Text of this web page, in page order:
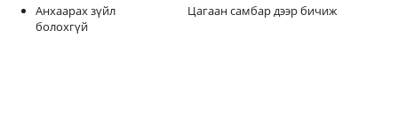
Анхаарах зүйл Цагаан самбар дээр бичиж
болохгүй